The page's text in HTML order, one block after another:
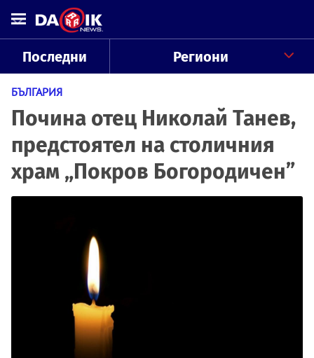
Последни Региони
БЪЛГАРИЯ
Почина отец Николай Танев,
предстоятел на столичния
храм „Покров Богородичен”